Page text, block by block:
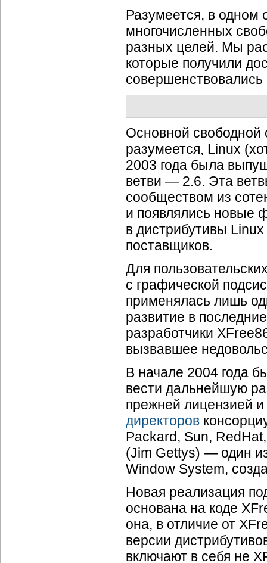
Разумеется, в одном
многочисленных
разных целей. Мы
которые получили
совершенствовались
Основной свободной
разумеется, Linux
2003 года была
ветви — 2.6. Эта
сообществом из
и появлялись новые
в дистрибутивы
поставщиков.
Для
с графической
применялась лишь
развитие в
разработчики
вызвавшее
В начале 2004 года
вести дальнейшую
прежней лицензией
директоров
Packard, Sun,
(Jim Gettys) — один
Window System,
Новая реализация
основана на коде
она, в отличие от
версии
включают в себя не